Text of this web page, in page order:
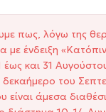
πως, λόγω της
με ένδειξη
έως και 31
του
είναι άμεσα